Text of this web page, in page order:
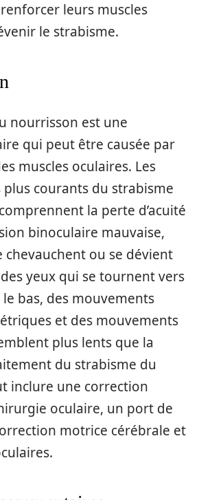
leurs muscles
le strabisme.
nourrisson est une
qui peut être causée par
muscles oculaires. Les
plus courants du strabisme
la perte d’acuité
binoculaire mauvaise,
chevauchent ou se dévient
yeux qui se tournent vers
bas, des mouvements
et des mouvements
plus lents que la
du strabisme du
inclure une correction
oculaire, un port de
motrice cérébrale et